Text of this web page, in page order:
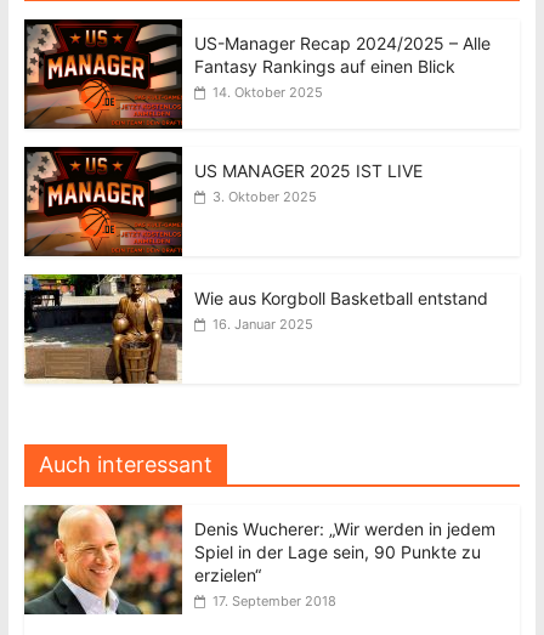
US-Manager Recap 2024/2025 – Alle
Fantasy Rankings auf einen Blick
14. Oktober 2025
US MANAGER 2025 IST LIVE
3. Oktober 2025
Wie aus Korgboll Basketball entstand
16. Januar 2025
Auch interessant
Denis Wucherer: „Wir werden in jedem
Spiel in der Lage sein, 90 Punkte zu
erzielen“
17. September 2018